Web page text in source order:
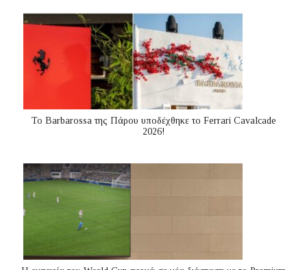
Το Barbarossa της Πάρου υποδέχθηκε το Ferrari Cavalcade
2026!